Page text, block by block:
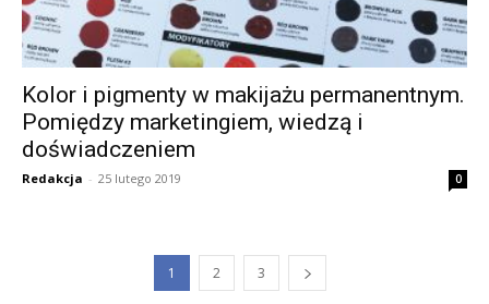
Kolor i pigmenty w makijażu permanentnym.
Pomiędzy marketingiem, wiedzą i
doświadczeniem
Redakcja - 25 lutego 2019 0
1 2 3